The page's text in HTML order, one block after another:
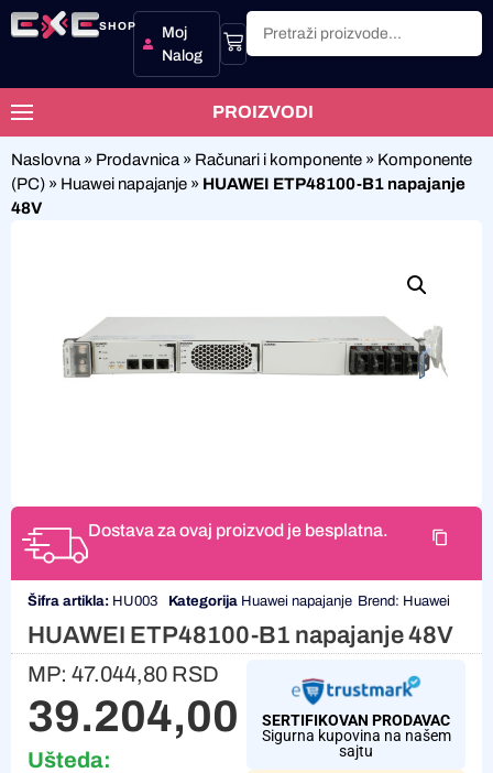
SHOP
Moj
Nalog
PROIZVODI
Naslovna » Prodavnica » Računari i komponente » Komponente
(PC) » Huawei napajanje » HUAWEI ETP48100-B1 napajanje
48V
Dostava za ovaj proizvod je besplatna.
Šifra artikla: HU003 Kategorija Huawei napajanje Brend: Huawei
HUAWEI ETP48100-B1 napajanje 48V
MP: 47.044,80 RSD
39.204,00 RSD
Ušteda:
SERTIFIKOVAN PRODAVAC
Sigurna kupovina na našem
sajtu